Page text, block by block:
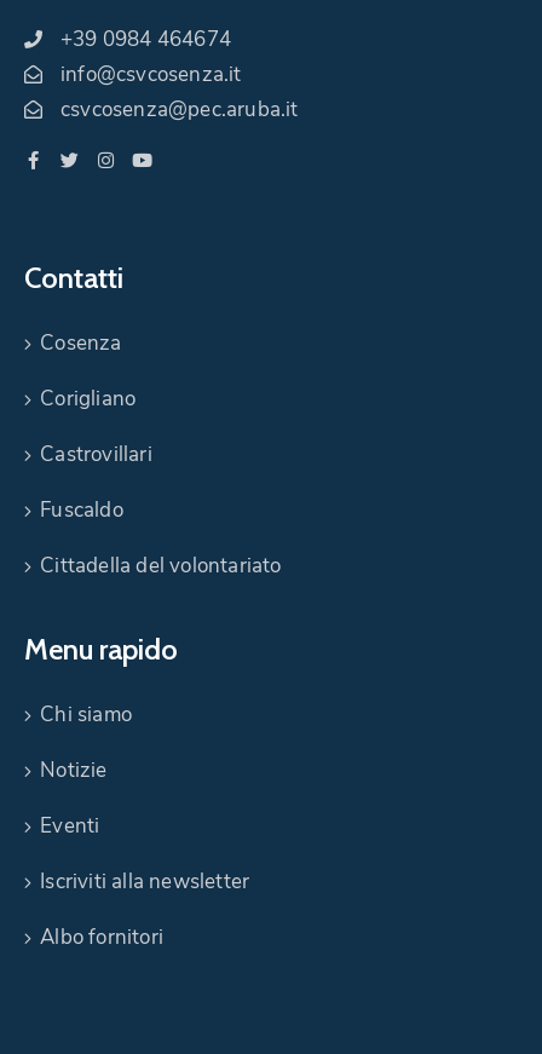
+39 0984 464674
info@csvcosenza.it
csvcosenza@pec.aruba.it
Contatti
Cosenza
Corigliano
Castrovillari
Fuscaldo
Cittadella del volontariato
Menu rapido
Chi siamo
Notizie
Eventi
Iscriviti alla newsletter
Albo fornitori